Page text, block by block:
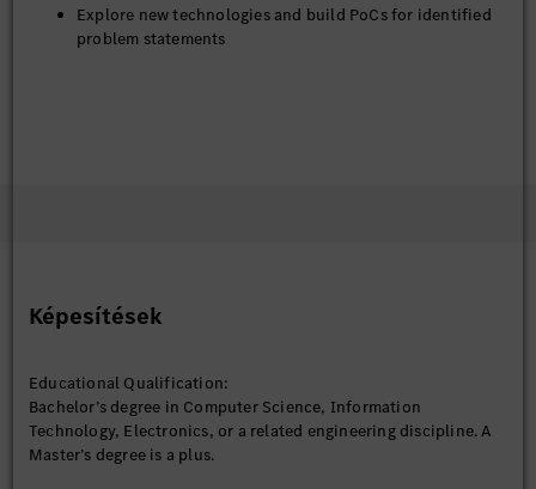
Explore new technologies and build PoCs for identified
problem statements
Képesítések
Educational Qualification:
Bachelor’s degree in Computer Science, Information
Technology, Electronics, or a related engineering discipline. A
Master’s degree is a plus.